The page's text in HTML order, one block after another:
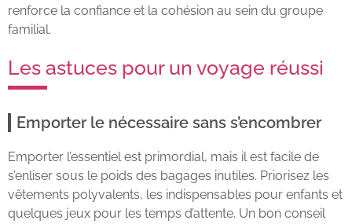
renforce la confiance et la cohésion au sein du groupe
familial.
Les astuces pour un voyage réussi
Emporter le nécessaire sans s’encombrer
Emporter l’essentiel est primordial, mais il est facile de
s’enliser sous le poids des bagages inutiles. Priorisez les
vêtements polyvalents, les indispensables pour enfants et
quelques jeux pour les temps d’attente. Un bon conseil